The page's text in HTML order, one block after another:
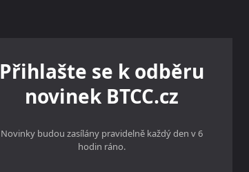
Přihlašte se k odběru
novinek BTCC.cz
Novinky budou zasílány pravidelně každý den v 6
hodin ráno.